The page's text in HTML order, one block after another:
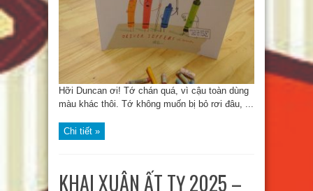
Hỡi Duncan ơi! Tớ chán quá, vì cậu toàn dùng
màu khác thôi. Tớ không muốn bị bỏ rơi đâu, ...
Chi tiết »
KHAI XUÂN ẤT TỴ 2025 –